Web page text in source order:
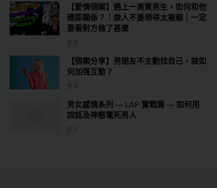
【愛情個案】遇上一高質男生，如何和他
確認關係？｜做人不要想得太複雜｜一定
要看對方做了甚麼
【個案分享】男朋友不主動找自己，該如
何加强互動？
男女感情系列 — LAP 實戰篇 — 如何用
說話及神態電死男人